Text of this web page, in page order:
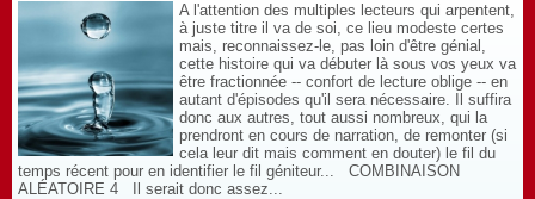
A l'attention des multiples lecteurs qui arpentent,
à juste titre il va de soi, ce lieu modeste certes
mais, reconnaissez-le, pas loin d'être génial,
cette histoire qui va débuter là sous vos yeux va
être fractionnée -- confort de lecture oblige -- en
autant d'épisodes qu'il sera nécessaire. Il suffira
donc aux autres, tout aussi nombreux, qui la
prendront en cours de narration, de remonter (si
cela leur dit mais comment en douter) le fil du
temps récent pour en identifier le fil géniteur... COMBINAISON
ALÉATOIRE 4 Il serait donc assez...